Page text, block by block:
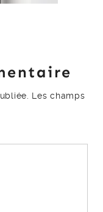
Les champs